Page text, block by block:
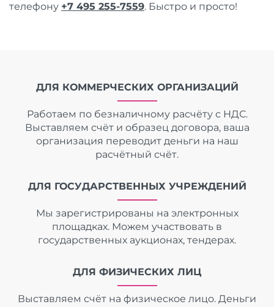
телефону +7 495 255-7559. Быстро и просто!
ДЛЯ КОММЕРЧЕСКИХ ОРГАНИЗАЦИЙ
Работаем по безналичному расчёту с НДС.
Выставляем счёт и образец договора, ваша
организация переводит деньги на наш
расчётный счёт.
ДЛЯ ГОСУДАРСТВЕННЫХ УЧРЕЖДЕНИЙ
Мы зарегистрированы на электронных
площадках. Можем участвовать в
государственных аукционах, тендерах.
ДЛЯ ФИЗИЧЕСКИХ ЛИЦ
Выставляем счёт на физическое лицо. Деньги